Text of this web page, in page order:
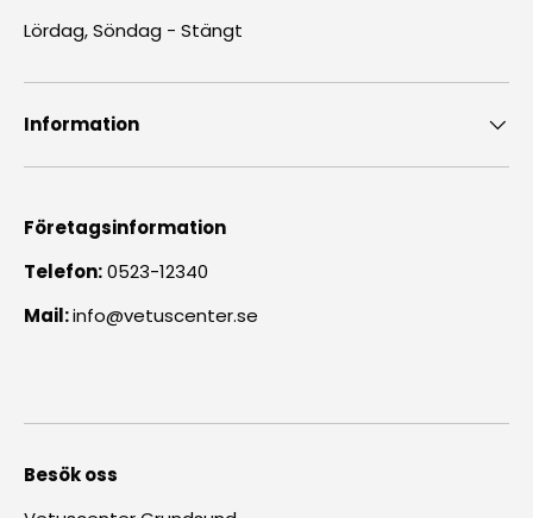
Lördag, Söndag - Stängt
Information
Företagsinformation
Telefon:0523-12340
Mail:info@vetuscenter.se
Besök oss